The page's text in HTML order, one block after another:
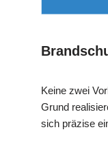
Keine zwei
Grund
sich präzise